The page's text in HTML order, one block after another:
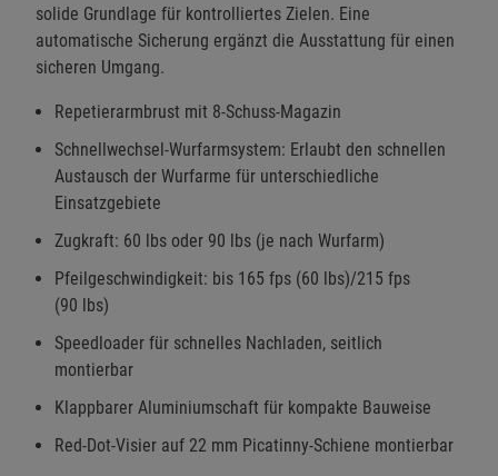
solide Grundlage für kontrolliertes Zielen. Eine
automatische Sicherung ergänzt die Ausstattung für einen
sicheren Umgang.
Repetierarmbrust mit 8-Schuss-Magazin
Schnellwechsel-Wurfarmsystem: Erlaubt den schnellen
Austausch der Wurfarme für unterschiedliche
Einsatzgebiete
Zugkraft: 60 lbs oder 90 lbs (je nach Wurfarm)
Pfeilgeschwindigkeit: bis 165 fps (60 lbs)/215 fps
(90 lbs)
Speedloader für schnelles Nachladen, seitlich
montierbar
Klappbarer Aluminiumschaft für kompakte Bauweise
Red-Dot-Visier auf 22 mm Picatinny-Schiene montierbar